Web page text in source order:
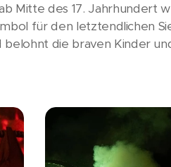
Mitte des 17. Jahrhundert
für den letztendlichen
die braven Kinder